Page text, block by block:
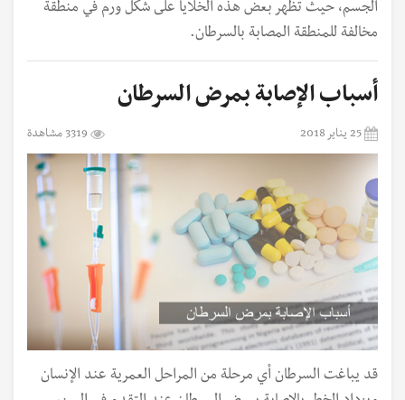
الجسم، حيث تظهر بعض هذه الخلايا على شكل ورم في منطقة
مخالفة للمنطقة المصابة بالسرطان.
أسباب الإصابة بمرض السرطان
25 يناير 2018 3319 مشاهدة
قد يباغت السرطان أي مرحلة من المراحل العمرية عند الإنسان